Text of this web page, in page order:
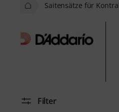
Saitensätze für
Filter